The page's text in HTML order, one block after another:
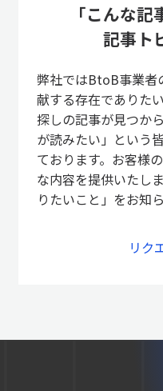
「こんな記
記事ト
弊社ではBtoB事業者
献する存在でありた
探しの記事が見つか
が読みたい」という
ております。お客様
な内容を提供いたし
りたいこと」をお知
リク